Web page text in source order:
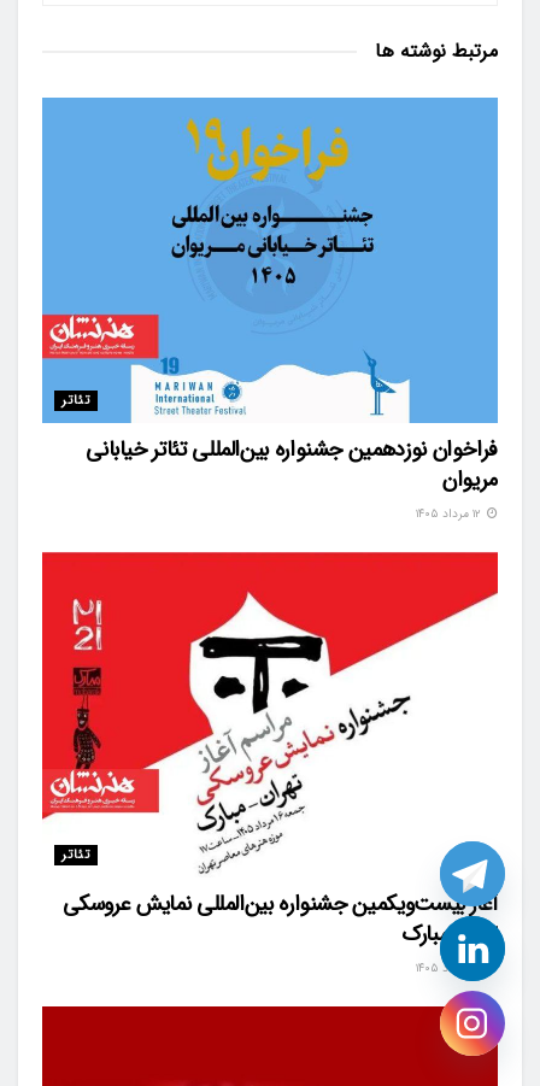
مرتبط نوشته ها
تئاتر
فراخوان نوزدهمین جشنواره بین‌المللی تئاتر خیابانی
مریوان
تئاتر
آغاز بیست‌ویکمین جشنواره بین‌المللی نمایش عروسکی
تهران-مبارک
۱۲ مرداد ۱۴۰۵